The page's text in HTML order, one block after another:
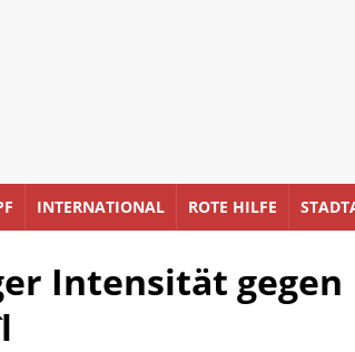
INTERNATIONAL ROTE HILFE
Intensität gegen